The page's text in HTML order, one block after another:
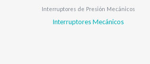
Interruptores de Presión Mecánicos
Interruptores Mecánicos